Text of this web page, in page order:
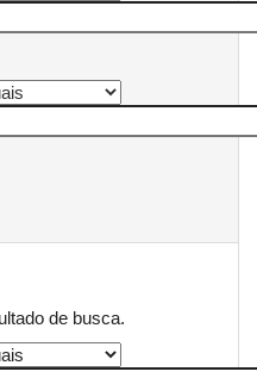
de busca.